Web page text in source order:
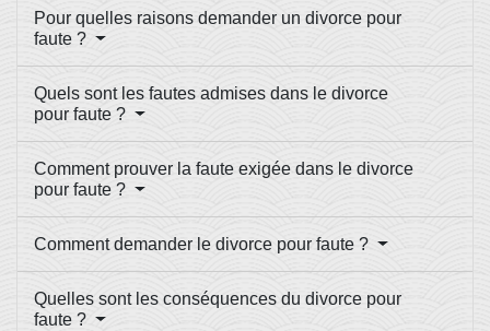
Pour quelles raisons demander un divorce pour
faute ?
Quels sont les fautes admises dans le divorce
pour faute ?
Comment prouver la faute exigée dans le divorce
pour faute ?
Comment demander le divorce pour faute ?
Quelles sont les conséquences du divorce pour
faute ?